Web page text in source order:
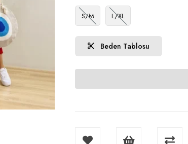
S/M L/XL
Beden Tablosu